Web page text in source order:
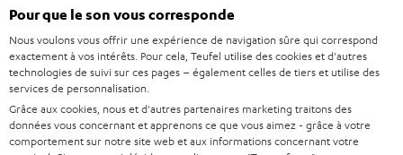
à
l
’
e
x
i
v
e
s
à
l
impossible. Le bon est réservé aux clients privés et ne peut pas être
bon d’achat n’est pas autorisée et implique l’invalidation de celui-ci. Les
conditions d’utilisation exactes sont disponibles dans nosCGV .
Pour que le son vous corresponde
Nous voulons vous offrir une expérience de navigation sûre qui correspond
exactement à vos intérêts. Pour cela, Teufel utilise des cookies et d'autres
technologies de suivi sur ces pages – également celles de tiers et utilise des
services de personnalisation.
Grâce aux cookies, nous et d'autres partenaires marketing traitons des
données vous concernant et apprenons ce que vous aimez - grâce à votre
comportement sur notre site web et aux informations concernant votre